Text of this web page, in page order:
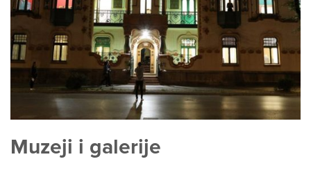
Muzeji i galerije